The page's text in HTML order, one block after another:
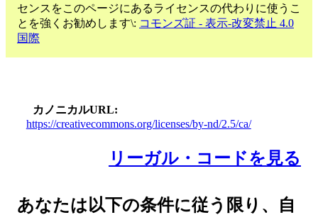
センスをこのページにあるライセンスの代わりに使うこ
とを強くお勧めします\: コモンズ証 - 表示-改変禁止 4.0
国際
カノニカルURL
https://creativecommons.org/licenses/by-nd/2.5/ca/
リーガル・コードを見る
あなたは以下の条件に従う限り、自